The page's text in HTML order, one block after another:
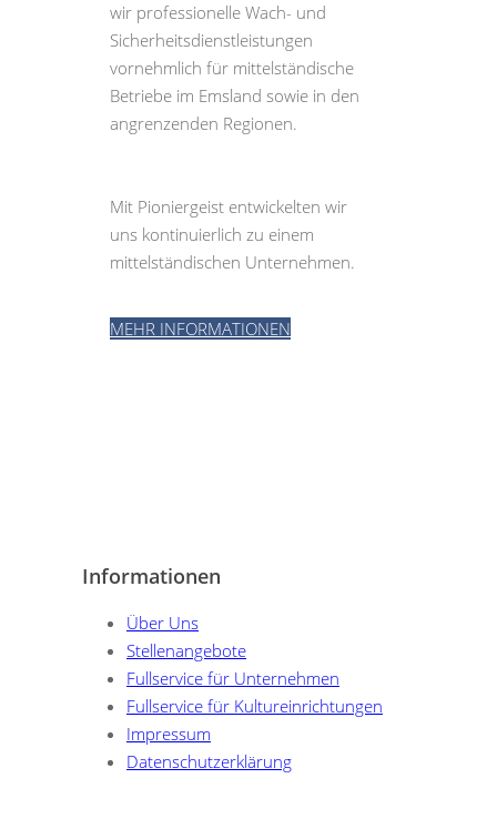
wir professionelle Wach- und
Sicherheitsdienstleistungen
vornehmlich für mittelständische
Betriebe im Emsland sowie in den
angrenzenden Regionen.
Mit Pioniergeist entwickelten wir
uns kontinuierlich zu einem
mittelständischen Unternehmen.
MEHR INFORMATIONEN
Informationen
Über Uns
Stellenangebote
Fullservice für Unternehmen
Fullservice für Kultureinrichtungen
Impressum
Datenschutzerklärung